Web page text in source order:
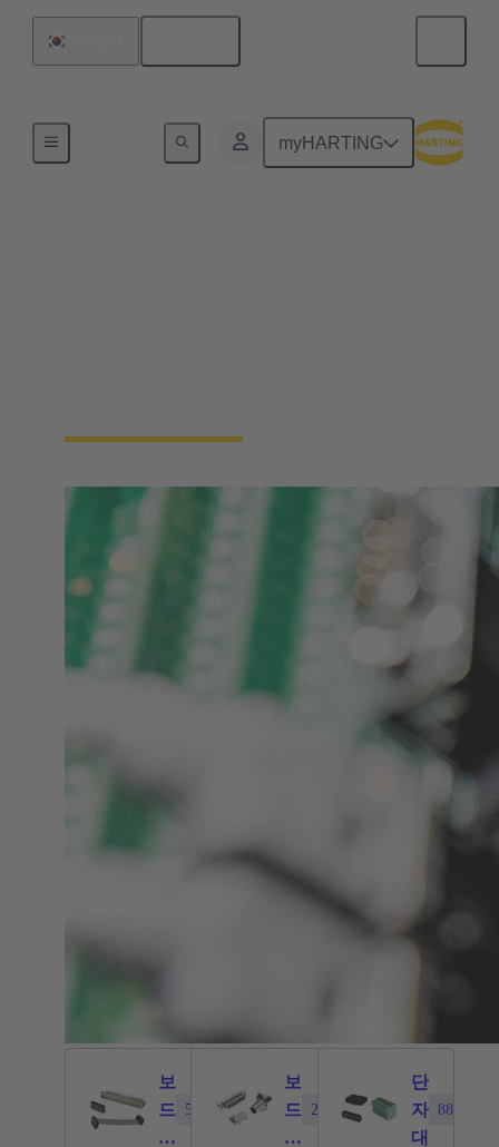
myHARTING
디바이스 연결장치
보
드
투
5841
보
드
투
2376
단
자
대
886